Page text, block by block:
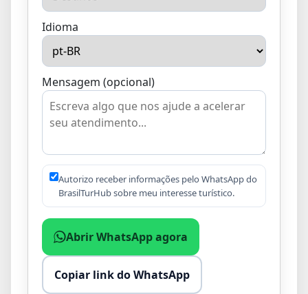
Idioma
Mensagem (opcional)
Autorizo receber informações pelo WhatsApp do
BrasilTurHub sobre meu interesse turístico.
Abrir WhatsApp agora
Copiar link do WhatsApp